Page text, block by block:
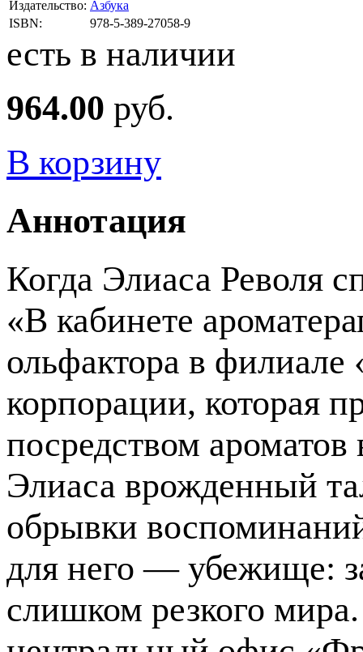
Издательство: Азбука
ISBN:
978-5-389-27058-9
есть в наличии
964.00 руб.
В корзину
Аннотация
Когда Элиаса Револя
«В кабинете
ольфактора в
корпорации, которая
посредством
Элиаса врожденный
обрывки
для него — убежище:
слишком резкого